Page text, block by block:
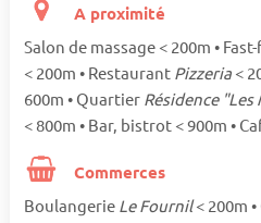
A proximité
Salon de massage < 200m •
< 200m • Restaurant Pizzeria <
600m • Quartier Résidence
< 800m • Bar, bistrot < 900m •
Commerces
Boulangerie Le Fournil< 200m